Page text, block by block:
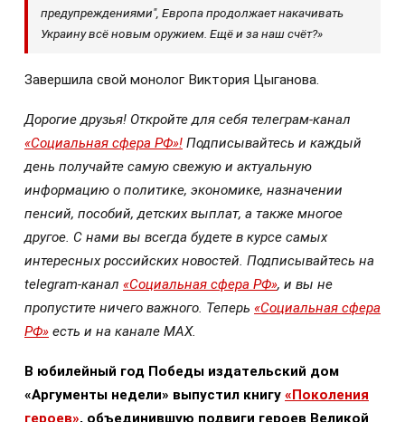
предупреждениями", Европа продолжает накачивать
Украину всё новым оружием. Ещё и за наш счёт?»
Завершила свой монолог Виктория Цыганова.
Дорогие друзья! Откройте для себя телеграм-канал
«Социальная сфера РФ»! Подписывайтесь и каждый
день получайте самую свежую и актуальную
информацию о политике, экономике, назначении
пенсий, пособий, детских выплат, а также многое
другое. С нами вы всегда будете в курсе самых
интересных российских новостей. Подписывайтесь на
telegram-канал «Социальная сфера РФ», и вы не
пропустите ничего важного. Теперь «Социальная сфера
РФ» есть и на канале МАХ.
В юбилейный год Победы издательский дом
«Аргументы недели» выпустил книгу «Поколения
героев», объединившую подвиги героев Великой